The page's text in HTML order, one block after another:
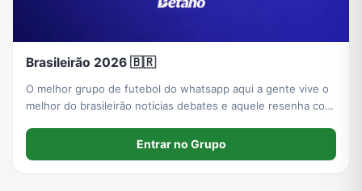
Brasileirão 2026 🇧🇷
O melhor grupo de futebol do whatsapp aqui a gente vive o
melhor do brasileirão notícias debates e aquele resenha com
Entrar no Grupo